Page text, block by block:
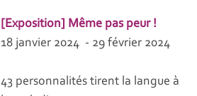
[Exposition] Même pas peur !
18 janvier 2024 - 29 février 2024
43 personnalités tirent la langue à